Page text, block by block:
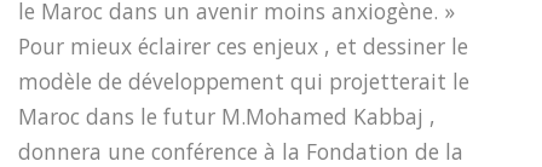
le Maroc dans un avenir moins anxiogène. »
Pour mieux éclairer ces enjeux , et dessiner le
modèle de développement qui projetterait le
Maroc dans le futur M.Mohamed Kabbaj ,
donnera une conférence à la Fondation de la